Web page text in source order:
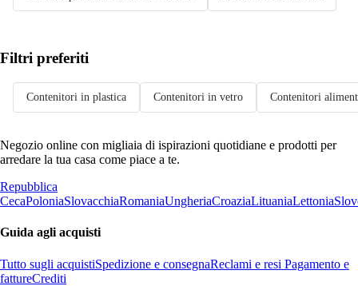
Filtri preferiti
Contenitori in plastica Contenitori in vetro Contenitori
Negozio online con migliaia di ispirazioni quotidiane e prodotti per
arredare la tua casa come piace a te.
Repubblica
CecaPoloniaSlovacchiaRomaniaUngheriaCroaziaLituaniaLettonia
Guida agli acquisti
Tutto sugli acquistiSpedizione e consegnaReclami e resi Pagamento e
fattureCrediti